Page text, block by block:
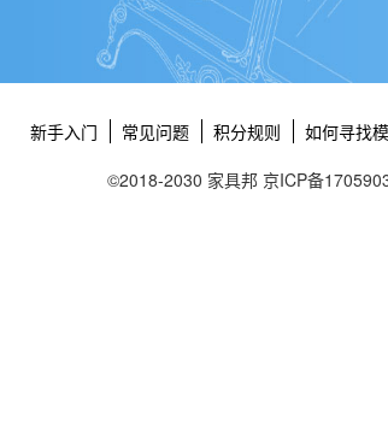
新手入门 常见问题 积分规则 如何寻找
©2018-2030 家具邦 京ICP备